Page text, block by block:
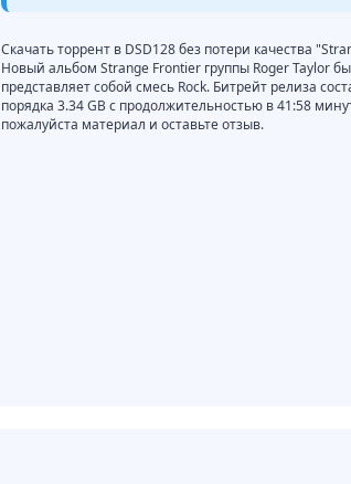
Скачать торрент в DSD128 без потери качества
Новый альбом Strange Frontier группы Roger Taylor
представляет собой смесь Rock. Битрейт релиза
порядка 3.34 GB с продолжительностью в 41:58
пожалуйста материал и оставьте отзыв.